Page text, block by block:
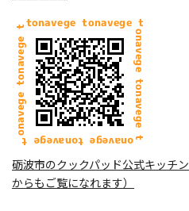
砺波市のクックパッド公式キッチ
からもご覧になれます）